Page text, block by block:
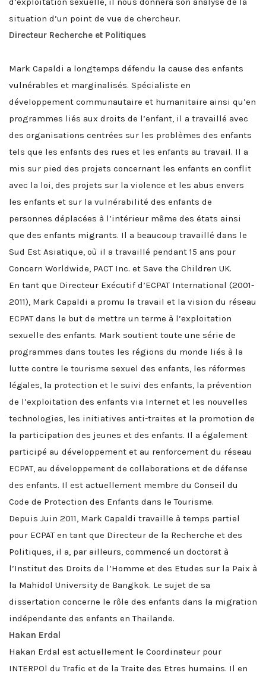
situation d’un point de vue de chercheur.
Directeur Recherche et Politiques
Mark Capaldi a longtemps défendu la cause des enfants
vulnérables et marginalisés. Spécialiste en
développement communautaire et humanitaire ainsi qu’en
programmes liés aux droits de l’enfant, il a travaillé avec
des organisations centrées sur les problèmes des enfants
tels que les enfants des rues et les enfants au travail. Il a
mis sur pied des projets concernant les enfants en conflit
avec la loi, des projets sur la violence et les abus envers
les enfants et sur la vulnérabilité des enfants de
personnes déplacées à l’intérieur même des états ainsi
que des enfants migrants. Il a beaucoup travaillé dans le
Sud Est Asiatique, où il a travaillé pendant 15 ans pour
Concern Worldwide, PACT Inc. et Save the Children UK.
En tant que Directeur Exécutif d’ECPAT International (2001-
2011), Mark Capaldi a promu la travail et la vision du réseau
ECPAT dans le but de mettre un terme à l’exploitation
sexuelle des enfants. Mark soutient toute une série de
programmes dans toutes les régions du monde liés à la
lutte contre le tourisme sexuel des enfants, les réformes
légales, la protection et le suivi des enfants, la prévention
de l’exploitation des enfants via Internet et les nouvelles
technologies, les initiatives anti-traites et la promotion de
la participation des jeunes et des enfants. Il a également
participé au développement et au renforcement du réseau
ECPAT, au développement de collaborations et de défense
des enfants. Il est actuellement membre du Conseil du
Code de Protection des Enfants dans le Tourisme.
Depuis Juin 2011, Mark Capaldi travaille à temps partiel
pour ECPAT en tant que Directeur de la Recherche et des
Politiques, il a, par ailleurs, commencé un doctorat à
l’Institut des Droits de l’Homme et des Etudes sur la Paix à
la Mahidol University de Bangkok. Le sujet de sa
dissertation concerne le rôle des enfants dans la migration
indépendante des enfants en Thailande.
Hakan Erdal
Hakan Erdal est actuellement le Coordinateur pour
INTERPOl du Trafic et de la Traite des Etres humains. Il en